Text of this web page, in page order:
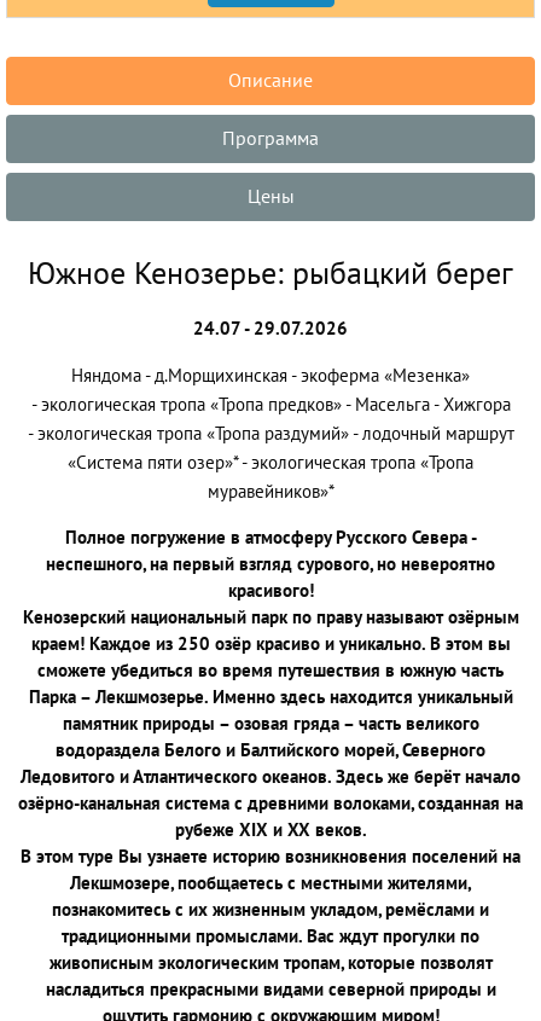
Описание
Программа
Цены
Южное Кенозерье: рыбацкий берег
24.07 - 29.07.2026
Няндома - д.Морщихинская - экоферма «Мезенка»
- экологическая тропа «Тропа предков» - Масельга - Хижгора
- экологическая тропа «Тропа раздумий» - лодочный маршрут
«Система пяти озер»* - экологическая тропа «Тропа
муравейников»*
Полное погружение в атмосферу Русского Севера -
неспешного, на первый взгляд сурового, но невероятно
красивого!
Кенозерский национальный парк по праву называют озёрным
краем! Каждое из 250 озёр красиво и уникально. В этом вы
сможете убедиться во время путешествия в южную часть
Парка – Лекшмозерье. Именно здесь находится уникальный
памятник природы – озовая гряда – часть великого
водораздела Белого и Балтийского морей, Северного
Ледовитого и Атлантического океанов. Здесь же берёт начало
озёрно-канальная система с древними волоками, созданная на
рубеже XIX и XX веков.
В этом туре Вы узнаете историю возникновения поселений на
Лекшмозере, пообщаетесь с местными жителями,
познакомитесь с их жизненным укладом, ремёслами и
традиционными промыслами. Вас ждут прогулки по
живописным экологическим тропам, которые позволят
насладиться прекрасными видами северной природы и
ощутить гармонию с окружающим миром!